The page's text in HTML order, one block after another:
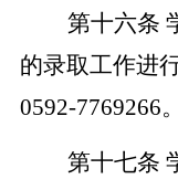
第十六条
的录取工作进
0592-7769266。
第十七条